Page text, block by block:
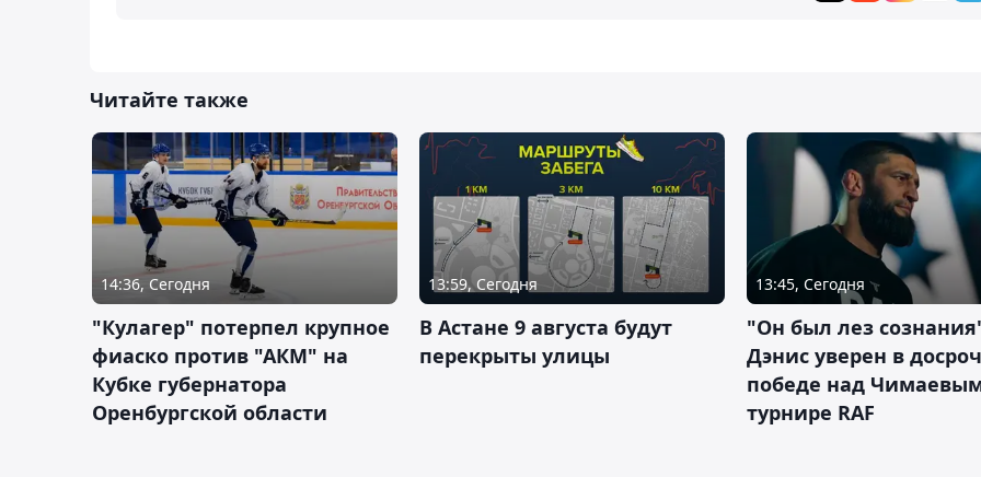
Читайте также
14:36, Сегодня
"Кулагер" потерпел крупное
фиаско против "АКМ" на
Кубке губернатора
Оренбургской области
13:59, Сегодня
В Астане 9 августа будут
перекрыты улицы
13:45, Сегодня
"Он был лез
Дэнис уверен в
победе над
турнире RAF